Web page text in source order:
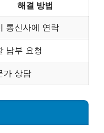
해결 방법
통신사에 연락
납부 요청
가 상담